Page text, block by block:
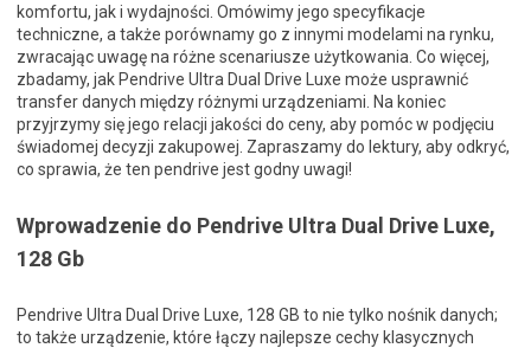
komfortu, jak i wydajności. Omówimy jego specyfikacje
techniczne, a także porównamy go z innymi modelami na rynku,
zwracając uwagę na różne scenariusze użytkowania. Co więcej,
zbadamy, jak Pendrive Ultra Dual Drive Luxe może usprawnić
transfer danych między różnymi urządzeniami. Na koniec
przyjrzymy się jego relacji jakości do ceny, aby pomóc w podjęciu
świadomej decyzji zakupowej. Zapraszamy do lektury, aby odkryć,
co sprawia, że ten pendrive jest godny uwagi!
Wprowadzenie do Pendrive Ultra Dual Drive Luxe,
128 Gb
Pendrive Ultra Dual Drive Luxe, 128 GB to nie tylko nośnik danych;
to także urządzenie, które łączy najlepsze cechy klasycznych